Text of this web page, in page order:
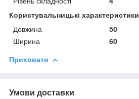
Користувальницькі характеристики
Довжина
50
Ширина
60
Приховати
Умови доставки